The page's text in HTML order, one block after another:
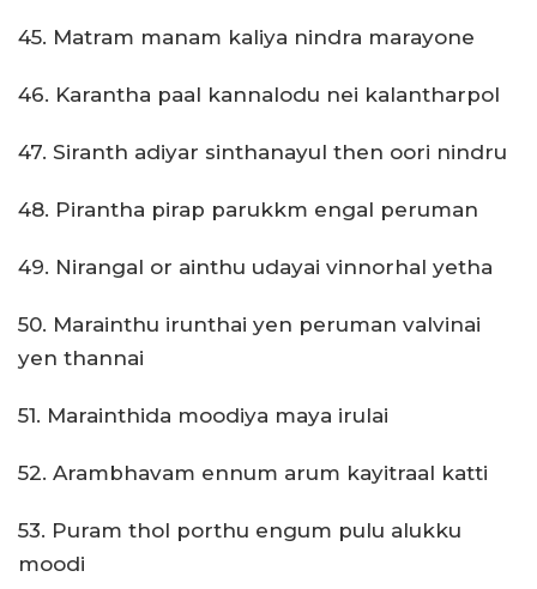
45. Matram manam kaliya nindra marayone
46. Karantha paal kannalodu nei kalantharpol
47. Siranth adiyar sinthanayul then oori nindru
48. Pirantha pirap parukkm engal peruman
49. Nirangal or ainthu udayai vinnorhal yetha
50. Marainthu irunthai yen peruman valvinai
yen thannai
51. Marainthida moodiya maya irulai
52. Arambhavam ennum arum kayitraal katti
53. Puram thol porthu engum pulu alukku
moodi